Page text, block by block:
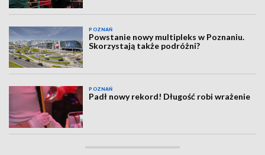
POZNAŃ
Powstanie nowy multipleks w Poznaniu.
Skorzystają także podróżni?
POZNAŃ
Padł nowy rekord! Długość robi wrażenie